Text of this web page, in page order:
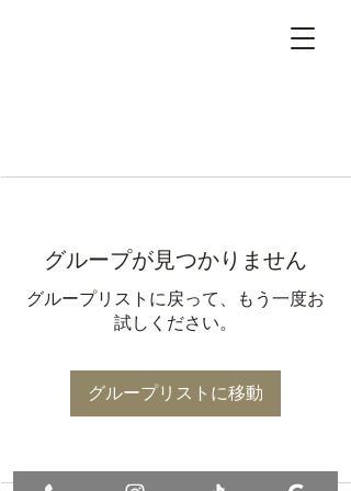
グループが見つかりません
グループリストに戻って、もう一度お
試しください。
グループリストに移動